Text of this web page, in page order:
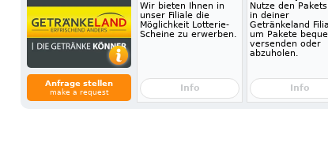
Anfrage stellen
make a request
Wir bieten Ihnen in
unser Filiale die
Möglichkeit Lotterie-
Scheine zu erwerben.
Info
Nutze den
in deiner
Getränkeland
um Pakete
versenden oder
abzuholen.
Info